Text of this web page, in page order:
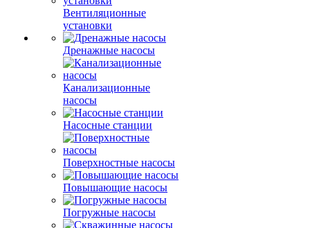
Вентиляционные
установки
Дренажные насосы
Канализационные
насосы
Насосные станции
Поверхностные насосы
Повышающие насосы
Погружные насосы